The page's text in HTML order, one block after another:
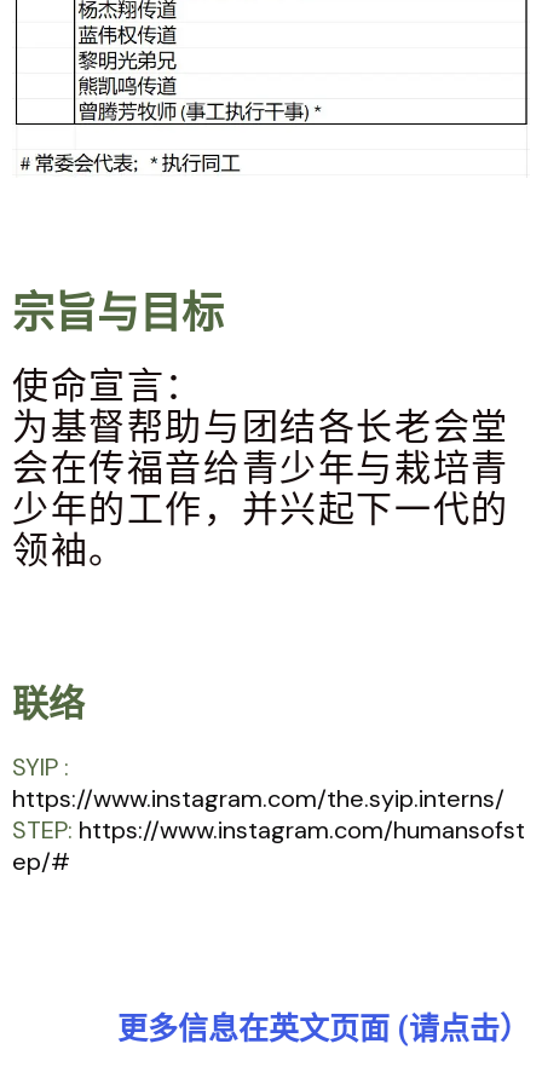
宗旨与目标
使命宣言：
为基督帮助与团结各长老会堂
会在传福音给青少年与栽培青
少年的工作，并兴起下一代的
领袖。
联络
SYIP :
https://www.instagram.com/the.syip.interns/
STEP: https://www.instagram.com/humansofst
ep/#
更多信息在英文页面 (请点击）